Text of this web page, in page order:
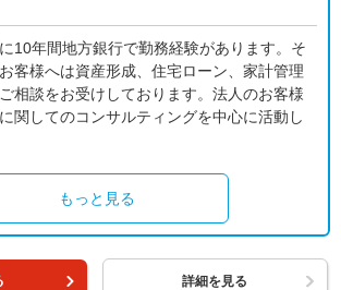
10年間地方銀行で勤務経験があります。そ
客様へは資産形成、住宅ローン、家計管理
相談をお受けしております。法人のお客様
関してのコンサルティングを中心に活動し
もっと見る
詳細を見る